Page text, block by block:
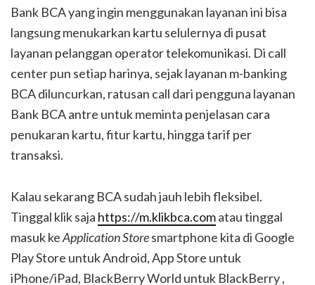
Bank BCA yang ingin menggunakan layanan ini bisa
langsung menukarkan kartu selulernya di pusat
layanan pelanggan operator telekomunikasi. Di call
center pun setiap harinya, sejak layanan m-banking
BCA diluncurkan, ratusan call dari pengguna layanan
Bank BCA antre untuk meminta penjelasan cara
penukaran kartu, fitur kartu, hingga tarif per
transaksi.
Kalau sekarang BCA sudah jauh lebih fleksibel.
Tinggal klik saja https://m.klikbca.comatau tinggal
masuk keApplication Storesmartphone kita di Google
Play Store untuk Android, App Store untuk
iPhone/iPad, BlackBerry World untuk BlackBerry ,